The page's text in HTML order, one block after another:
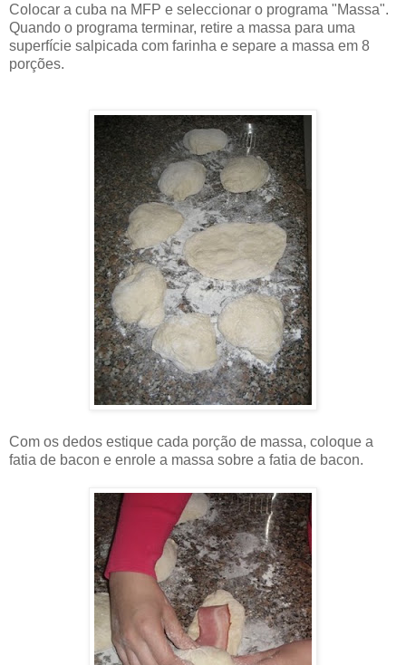
Colocar a cuba na MFP e seleccionar o programa "Massa".
Quando o programa terminar, retire a massa para uma
superfície salpicada com farinha e separe a massa em 8
porções.
Com os dedos estique cada porção de massa, coloque a
fatia de bacon e enrole a massa sobre a fatia de bacon.